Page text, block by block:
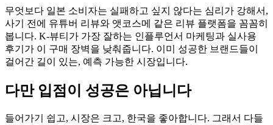
무엇보다 일본 소비자는 실패하고 싶지 않다는 심리가 강해서,
사기 전에 유튜버 리뷰와 앳코스메 같은 리뷰 플랫폼을 꼼꼼히
봅니다. K-뷰티가 가장 잘하는 인플루언서 마케팅과 실사용
후기가 이 구매 장벽을 낮춰줍니다. 이미 성공한 브랜드들이
걸어간 길이 있는, 예측 가능한 시장입니다.
다만 입점이 성공은 아닙니다
들어가기 쉽고, 시장은 크고, 한국을 좋아합니다. 그래서 다들